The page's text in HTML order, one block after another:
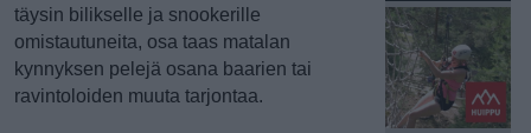
täysin bilikselle ja snookerille
omistautuneita, osa taas matalan
kynnyksen pelejä osana baarien tai
ravintoloiden muuta tarjontaa.